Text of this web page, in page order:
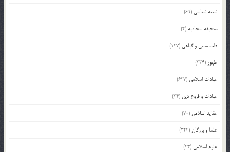
شیعه شناسی (69)
صحیفه سجادیه (4)
طب سنتی و گیاهی (147)
ظهور (334)
عبادات اسلامی (627)
عبادات و فروع دین (34)
عقاید اسلامی (70)
علما و بزرگان(224)
علوم اسلامی (43)